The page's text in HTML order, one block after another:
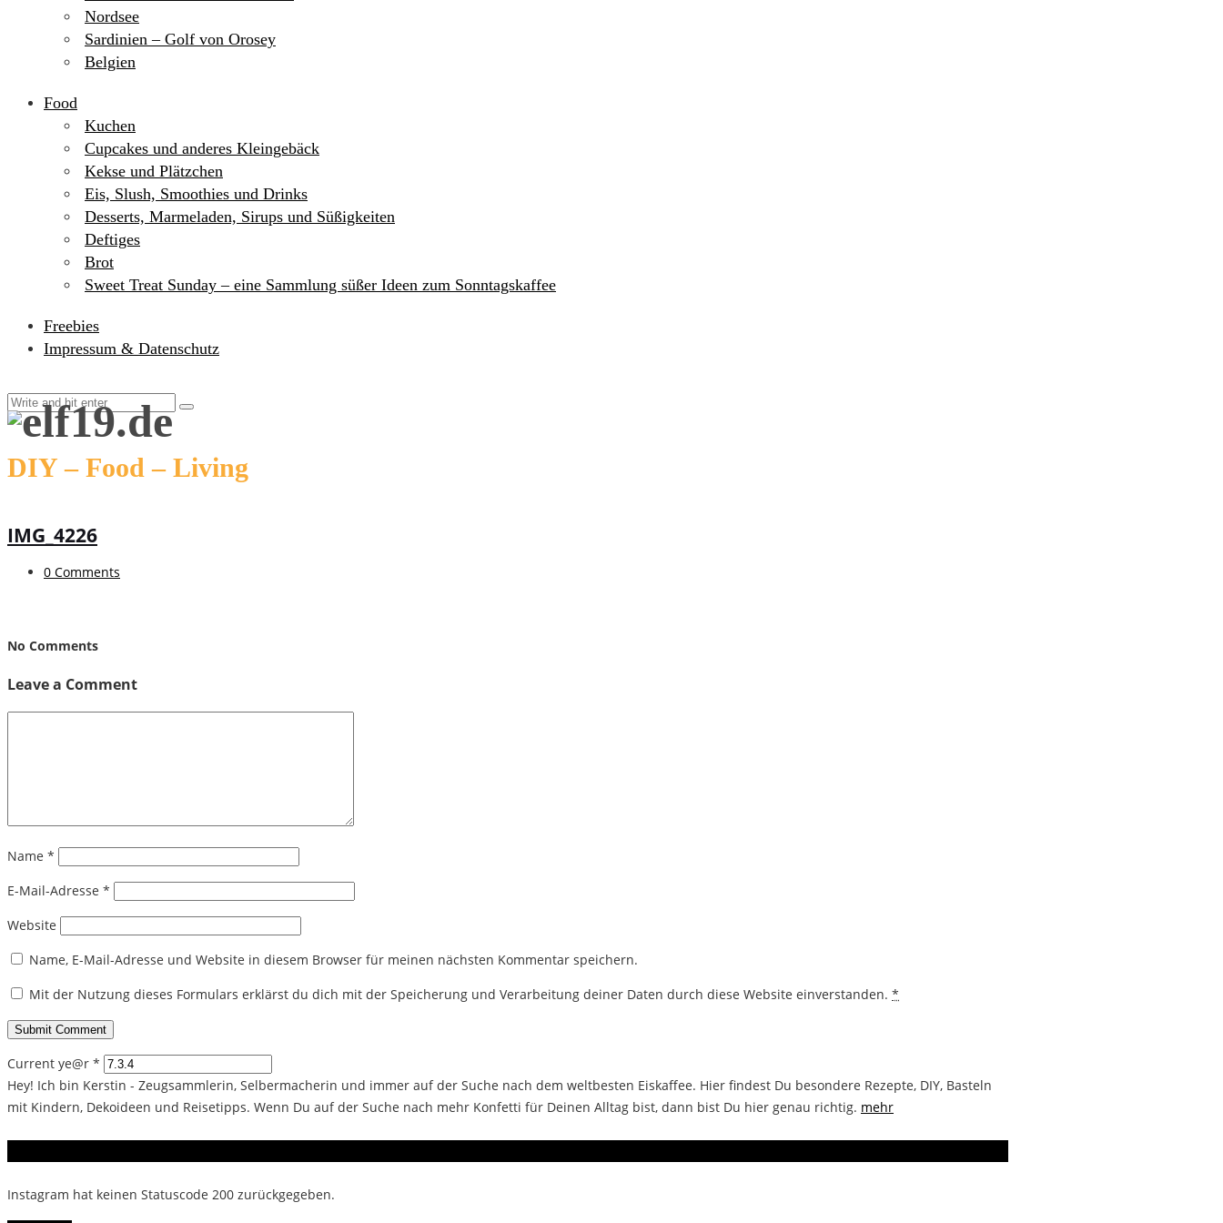
Nordsee
Sardinien – Golf von Orosey
Belgien
Food
Kuchen
Cupcakes und anderes Kleingebäck
Kekse und Plätzchen
Eis, Slush, Smoothies und Drinks
Desserts, Marmeladen, Sirups und Süßigkeiten
Deftiges
Brot
Sweet Treat Sunday – eine Sammlung süßer Ideen zum Sonntagskaffee
Freebies
Impressum & Datenschutz
DIY – Food – Living
IMG_4226
0 Comments
No Comments
Leave a Comment
Name *
E-Mail-Adresse *
Website
Name, E-Mail-Adresse und Website in diesem Browser für meinen nächsten Kommentar speichern.
Mit der Nutzung dieses Formulars erklärst du dich mit der Speicherung und Verarbeitung deiner Daten durch diese Website einverstanden. *
Current ye@r *
Hey! Ich bin Kerstin - Zeugsammlerin, Selbermacherin und immer auf der Suche nach dem weltbesten Eiskaffee. Hier findest Du besondere Rezepte, DIY, Basteln
mit Kindern, Dekoideen und Reisetipps. Wenn Du auf der Suche nach mehr Konfetti für Deinen Alltag bist, dann bist Du hier genau richtig. mehr
Instagram hat keinen Statuscode 200 zurückgegeben.